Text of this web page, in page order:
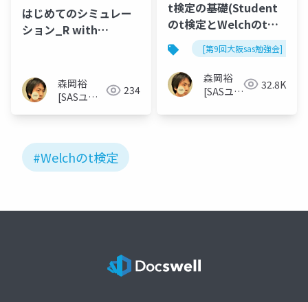
はじめてのシミュレー
ション_R with
森岡裕
[SASユー
234
t検定の基礎(Student
のt検定とWelchのt検
定)
[第9回大阪sas勉強会]
森岡裕
[SASユー
世話人]
32.8K
#Welchのt検定